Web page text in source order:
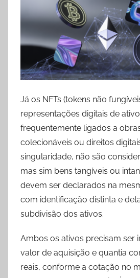
Já os NFTs (tokens não
representações digitais de
frequentemente ligados a
colecionáveis ou direitos
singularidade, não são
mas sim bens tangíveis ou
devem ser declarados na
com identificação distinta e
subdivisão dos ativos.
Ambos os ativos precisam ser
valor de aquisição e quantia
reais, conforme a cotação no